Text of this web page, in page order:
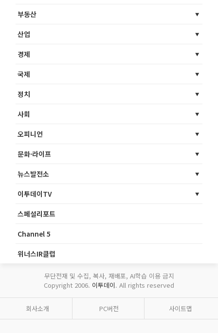
부동산
산업
경제
국제
정치
사회
오피니언
문화·라이프
뉴스발전소
이투데이TV
스페셜리포트
Channel 5
위너스IR클럽
무단전재 및 수집, 복사, 재배포, AI학습 이용 금지
Copyright 2006. 이투데이. All rights reserved
회사소개 PC버전 사이트맵